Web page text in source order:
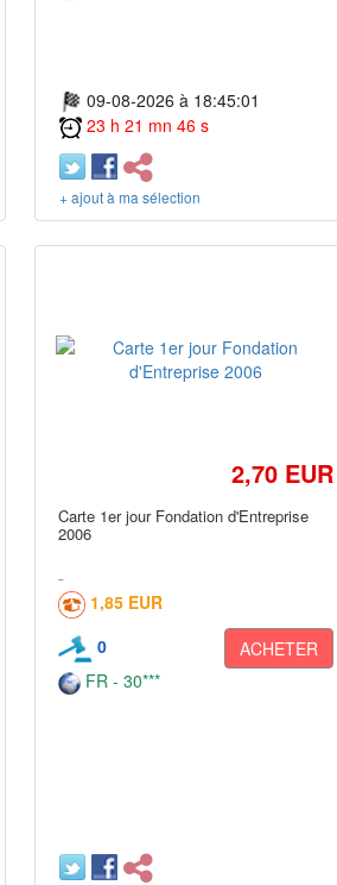
09-08-2026 à 18:45:01
23 h 21 mn 46 s
+ ajout à ma sélection
2,70 EUR
Carte 1er jour Fondation d'Entreprise
2006
1,85 EUR
0
ACHETER
FR - 30***